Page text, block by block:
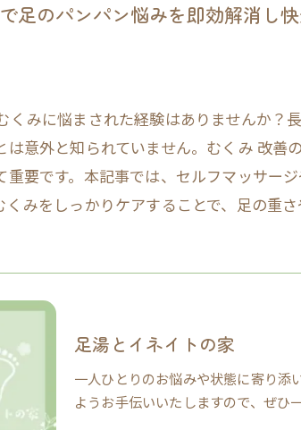
足のパンパン悩みを即効解消し
くみに悩まされた経験はありませんか？
は意外と知られていません。むくみ 改
重要です。本記事では、セルフマッサー
くみをしっかりケアすることで、足の重
足湯とイネイトの家
一人ひとりのお悩みや状態に寄り添
ようお手伝いいたしますので、ぜひ